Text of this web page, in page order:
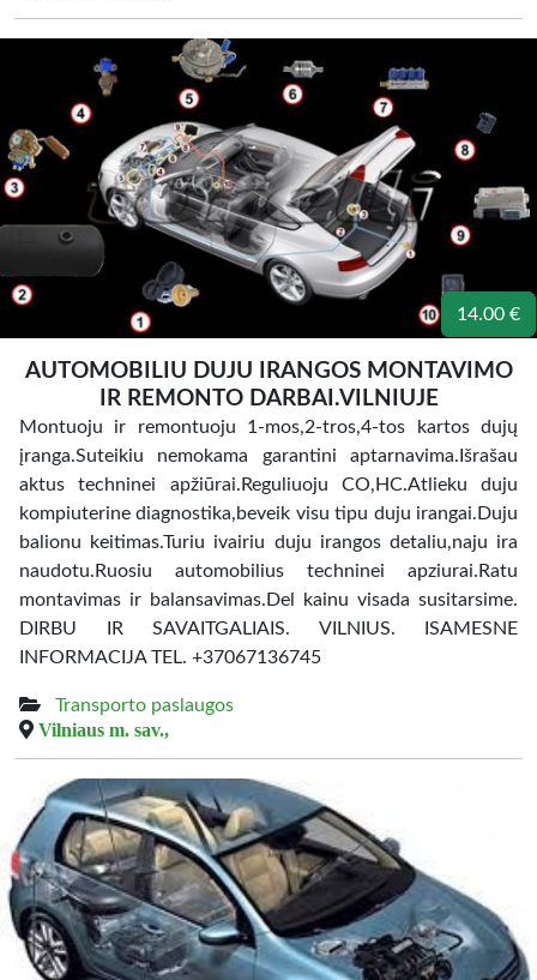
14.00 €
AUTOMOBILIU DUJU IRANGOS MONTAVIMO
IR REMONTO DARBAI.VILNIUJE
Montuoju ir remontuoju 1-mos,2-tros,4-tos kartos dujų
įranga.Suteikiu nemokama garantini aptarnavima.Išrašau
aktus techninei apžiūrai.Reguliuoju CO,HC.Atlieku duju
kompiuterine diagnostika,beveik visu tipu duju irangai.Duju
balionu keitimas.Turiu ivairiu duju irangos detaliu,naju ira
naudotu.Ruosiu automobilius techninei apziurai.Ratu
montavimas ir balansavimas.Del kainu visada susitarsime.
DIRBU IR SAVAITGALIAIS. VILNIUS. ISAMESNE
INFORMACIJA TEL. +37067136745
Transporto paslaugos
Vilniaus m. sav.,